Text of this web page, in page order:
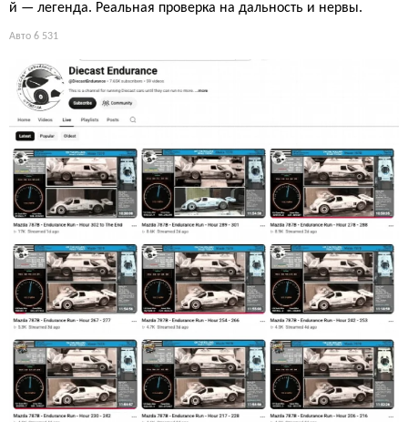
й — легенда. Реальная проверка на дальность и нервы.
Авто 6 531